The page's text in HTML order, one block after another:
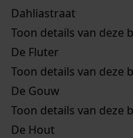
Dahliastraat
Toon details van deze
De Fluter
Toon details van deze
De Gouw
Toon details van deze
De Hout